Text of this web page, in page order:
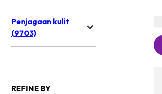
Penjagaan kulit
(9703)
REFINE BY